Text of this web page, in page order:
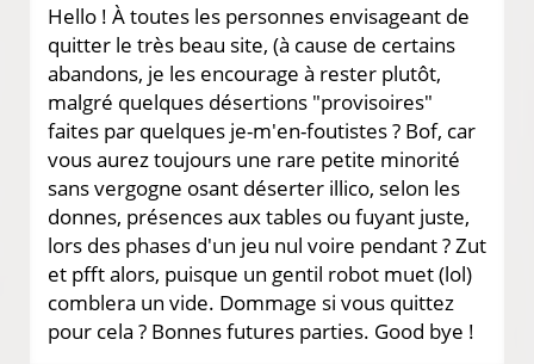
Hello ! À toutes les personnes envisageant de
quitter le très beau site, (à cause de certains
abandons, je les encourage à rester plutôt,
malgré quelques désertions "provisoires"
faites par quelques je-m'en-foutistes ? Bof, car
vous aurez toujours une rare petite minorité
sans vergogne osant déserter illico, selon les
donnes, présences aux tables ou fuyant juste,
lors des phases d'un jeu nul voire pendant ? Zut
et pfft alors, puisque un gentil robot muet (lol)
comblera un vide. Dommage si vous quittez
pour cela ? Bonnes futures parties. Good bye !